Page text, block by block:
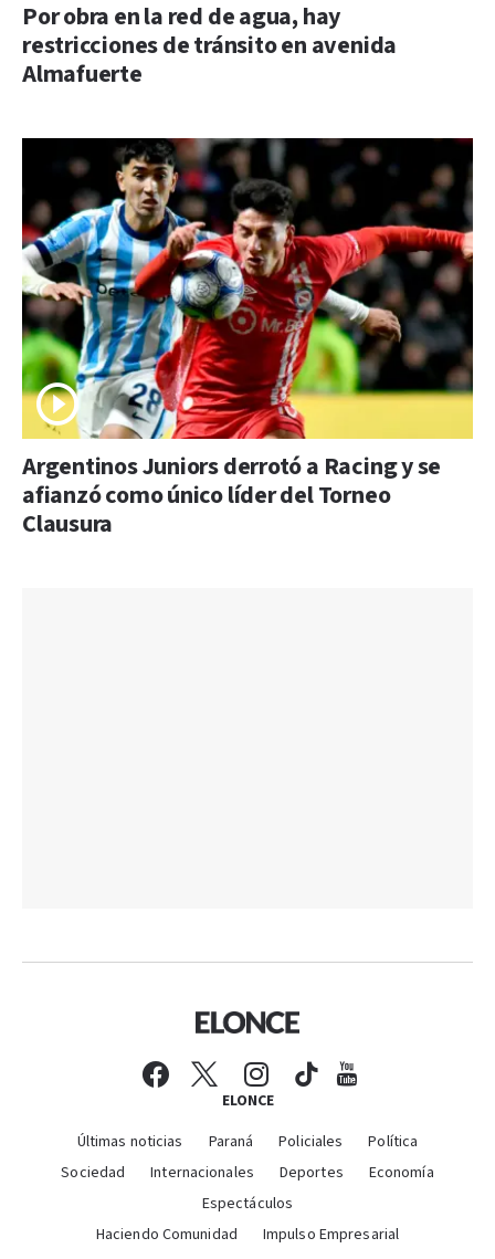
Por obra en la red de agua, hay
restricciones de tránsito en avenida
Almafuerte
Argentinos Juniors derrotó a Racing y se
afianzó como único líder del Torneo
Clausura
ELONCE
Últimas noticias Paraná Policiales
Política
Sociedad
Internacionales Deportes
Economía
Espectáculos
Haciendo Comunidad
Impulso Empresarial